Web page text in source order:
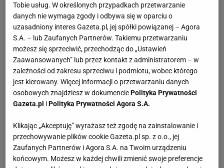
Tobie usług. W określonych przypadkach przetwarzanie
danych nie wymaga zgody i odbywa się w oparciu o
uzasadniony interes Gazeta.pl, jej spółki powiązanej – Agora
S.A. – lub Zaufanych Partnerów. Takiemu przetwarzaniu
możesz się sprzeciwić, przechodząc do „Ustawień
Zaawansowanych” lub przez kontakt z administratorem – w
zależności od zakresu sprzeciwu i podmiotu, wobec którego
jest kierowany. Więcej informacji o przetwarzaniu danych
osobowych znajdziesz w dokumenciePolityka Prywatności
Gazeta.pl iPolityka Prywatności Agora S.A.
Klikając „Akceptuję” wyrażasz też zgodę na zainstalowanie i
przechowywanie plików cookie Gazeta.pl sp. z o.o., jej
Zaufanych Partnerów i Agora S.A. na Twoim urządzeniu
końcowym. Możesz w każdej chwili zmienić swoje preferencje